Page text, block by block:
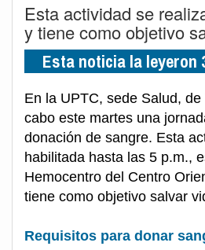
Esta actividad se
y tiene como objetivo
Esta noticia la leyeron
En la UPTC, sede Salud,
cabo este martes una
donación de sangre. Esta
habilitada hasta las 5 p.m.,
Hemocentro del Centro
tiene como objetivo salvar
Requisitos para donar